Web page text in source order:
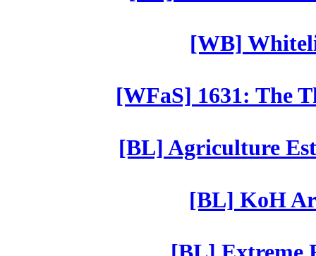
[WB]
[WFaS] 1631: The
[BL] Agriculture
[BL] KoH